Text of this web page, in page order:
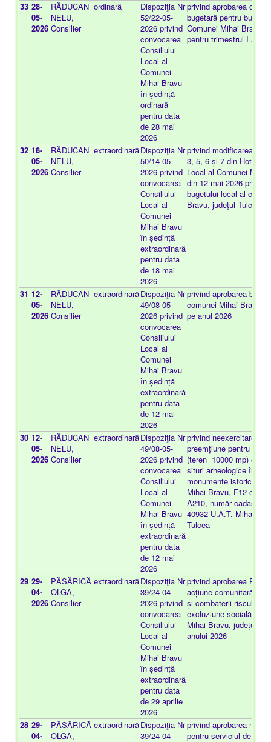
33 28-
05-
2026
RĂDUCAN
NELU,
Consilier
ordinară
Dispoziţia Nr
52/22-05-
2026 privind
convocarea
Consiliului
Local al
Comunei
Mihai Bravu
în ședință
ordinară
pentru data
de 28 mai
2026
privind aprobarea
bugetară pentru
Comunei Mihai Bravu,
pentru trimestrul I anul
32 18-
05-
2026
RĂDUCAN
NELU,
Consilier
extraordinarăDispoziţia Nr
50/14-05-
2026 privind
convocarea
Consiliului
Local al
Comunei
Mihai Bravu
în ședință
extraordinară
pentru data
de 18 mai
2026
privind modificarea
3, 5, 6 și 7 din
Local al Comunei
din 12 mai 2026 privind
bugetului local al
Bravu, judeţul Tulcea,
31 12-
05-
2026
RĂDUCAN
NELU,
Consilier
extraordinarăDispoziţia Nr
49/08-05-
2026 privind
convocarea
Consiliului
Local al
Comunei
Mihai Bravu
în ședință
extraordinară
pentru data
de 12 mai
2026
privind aprobarea
comunei Mihai Bravu,
pe anul 2026
30 12-
05-
2026
RĂDUCAN
NELU,
Consilier
extraordinarăDispoziţia Nr
49/08-05-
2026 privind
convocarea
Consiliului
Local al
Comunei
Mihai Bravu
în ședință
extraordinară
pentru data
de 12 mai
2026
privind neexercitarea
preemțiune pentru
(teren=10000 mp) care
situri arheologice
monumente istorice,
Mihai Bravu, F12
A210, număr cadastral
40932 U.A.T. Mihai
Tulcea
29 29-
04-
2026
PĂSĂRICĂ
OLGA,
Consilier
extraordinarăDispoziţia Nr
39/24-04-
2026 privind
convocarea
Consiliului
Local al
Comunei
Mihai Bravu
în ședință
extraordinară
pentru data
de 29 aprilie
2026
privind aprobarea
acțiune comunitară
și combaterii riscului
excluziune socială la
Mihai Bravu, județul
anului 2026
28 29-
04-
PĂSĂRICĂ
OLGA,
extraordinarăDispoziţia Nr
39/24-04-
privind aprobarea
pentru serviciul de